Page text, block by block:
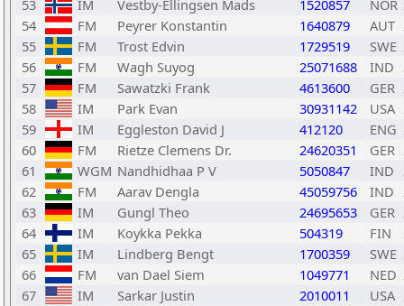
53
IM Vestby-Ellingsen Mads 1520857 NOR
54
FM Peyrer Konstantin 1640879 AUT
55
FM Trost Edvin 1729519 SWE
56
FM Wagh Suyog 25071688 IND
57
FM Sawatzki Frank 4613600 GER
58
IM Park Evan 30931142 USA
59
IM Eggleston David J 412120 ENG
60
FM Rietze Clemens Dr. 24620351 GER
61
WGM Nandhidhaa P V 5050847 IND
62
FM Aarav Dengla 45059756 IND
63
IM Gungl Theo 24695653 GER
64
IM Koykka Pekka 504319 FIN
65
IM Lindberg Bengt 1700359 SWE
66
FM van Dael Siem 1049771 NED
67
IM Sarkar Justin 2010011 USA